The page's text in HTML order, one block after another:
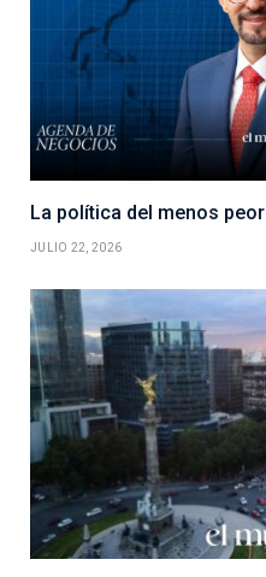
La política del menos peor
JULIO 22, 2026